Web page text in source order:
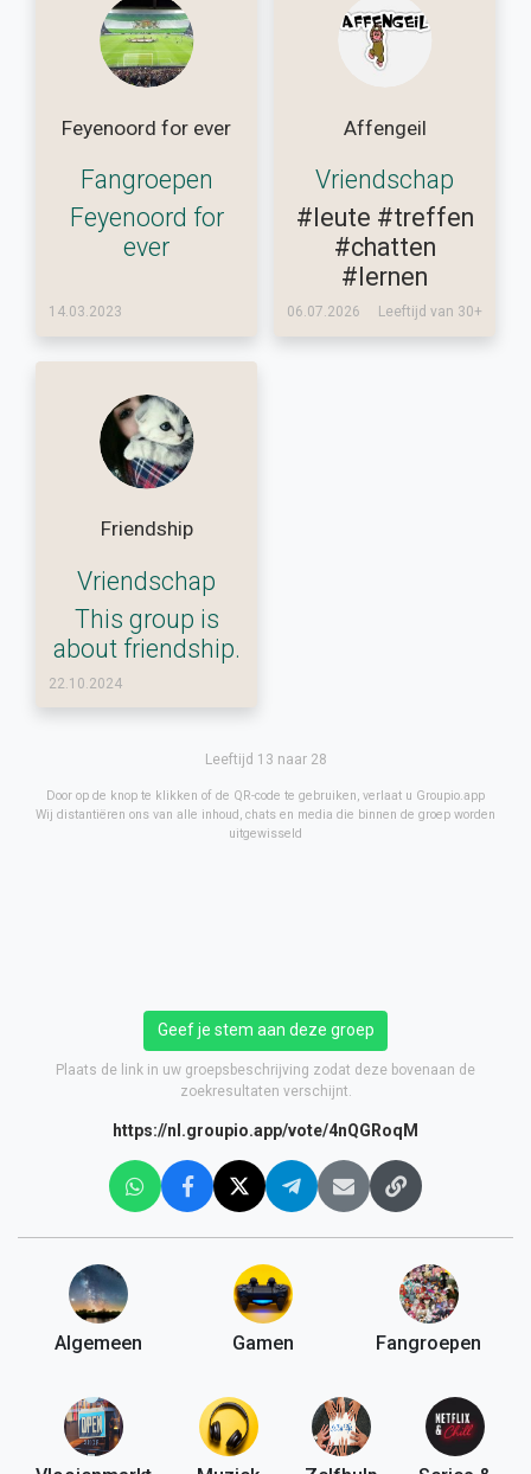
Feyenoord for ever
Fangroepen
Feyenoord for
ever
14.03.2023
Affengeil
Vriendschap
#leute #treffen
#chatten
#lernen
06.07.2026 Leeftijd van 30+
Friendship
Vriendschap
This group is
about friendship.
22.10.2024
Leeftijd 13 naar 28
Door op de knop te klikken of de QR-code te gebruiken, verlaat u Groupio.app
Wij distantiëren ons van alle inhoud, chats en media die binnen de groep worden
uitgewisseld
Geef je stem aan deze groep
Plaats de link in uw groepsbeschrijving zodat deze bovenaan de
zoekresultaten verschijnt.
https://nl.groupio.app/vote/4nQGRoqM
Algemeen Gamen Fangroepen